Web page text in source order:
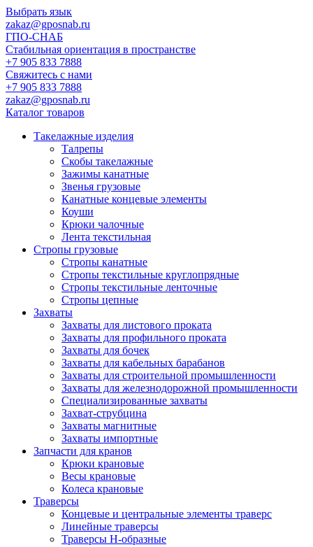
Выбрать язык
zakaz@gposnab.ru
ГПО-СНАБ
Стабильная ориентация в пространстве
+7 905 833 7888
Свяжитесь с нами
+7 905 833 7888
zakaz@gposnab.ru
Каталог товаров
Такелажные изделия
Талрепы
Скобы такелажные
Зажимы канатные
Звенья грузовые
Канатные концевые элементы
Коуши
Крюки чалочные
Лента текстильная
Стропы грузовые
Стропы канатные
Стропы текстильные круглопрядные
Стропы текстильные ленточные
Стропы цепные
Захваты
Захваты для листового проката
Захваты для профильного проката
Захваты для бочек
Захваты для кабельных барабанов
Захваты для строительной промышленности
Захваты для железнодорожной промышленности
Специализированные захваты
Захват-струбцина
Захваты магнитные
Захваты импортные
Запчасти для кранов
Крюки крановые
Весы крановые
Колеса крановые
Траверсы
Концевые и центральные элементы траверс
Линейные траверсы
Траверсы Н-образные